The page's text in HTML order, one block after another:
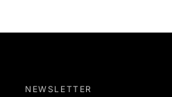
NEWSLETTER